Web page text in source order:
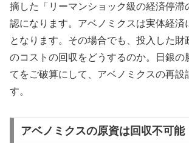
摘した「リーマンショック級の経済停滞
認になります。アベノミクスは実体経済
となります。その場合でも、投入した財
のコストの回収をどうするのか。日銀の
てをご破算にして、アベノミクスの再設
す。
アベノミクスの原資は回収不可能